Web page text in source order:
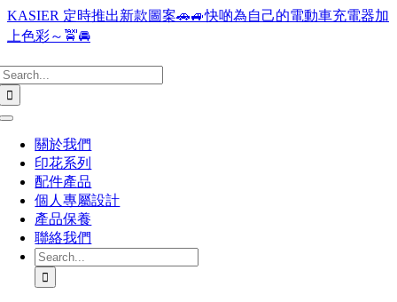
Skip
to
content
KASIER 定時推出新款圖案🚗🚙快啲為自己的電動車充電器加
上色彩～🚖🚘
Toggle
Navigation關於我們
印花系列
配件產品
個人專屬設計
產品保養
聯絡我們
Search
for: